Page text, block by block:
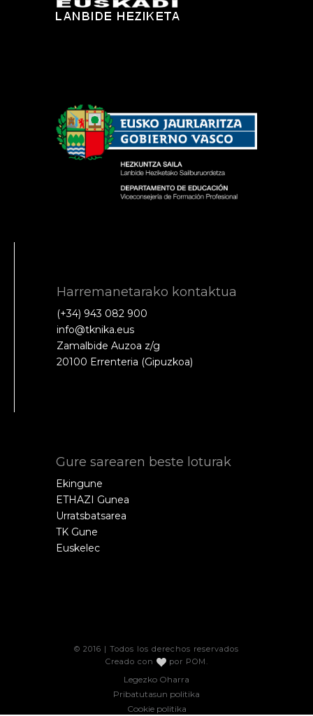
Harremanetarako kontaktua
(+34) 943 082 900
info@tknika.eus
Zamalbide Auzoa z/g
20100 Errenteria (Gipuzkoa)
Gure sarearen beste loturak
Ekingune
ETHAZI Gunea
Urratsbatsarea
TK Gune
Euskelec
© 2016 | Todos los derechos reservados
Creado con
por POM
Legezko Oharra
Pribatutasun politika
Cookie politika